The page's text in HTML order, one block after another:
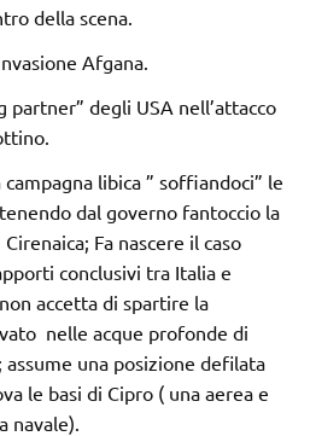
della scena.
Afgana.
partner” degli USA nell’attacco
libica ” soffiandoci” le
dal governo fantoccio la
Fa nascere il caso
conclusivi tra Italia e
accetta di spartire la
nelle acque profonde di
una posizione defilata
le basi di Cipro ( una aerea e
navale).